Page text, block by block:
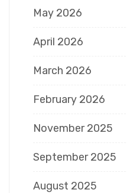
May 2026
April 2026
March 2026
February 2026
November 2025
September 2025
August 2025